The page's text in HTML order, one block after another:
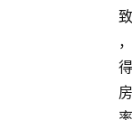
致
，
得
房